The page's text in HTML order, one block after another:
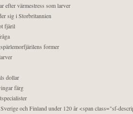
efter värmestress som larver
sig i Storbritannien
fjäril
former
dollar
färg
och Finland under 120 år <span class="sf-